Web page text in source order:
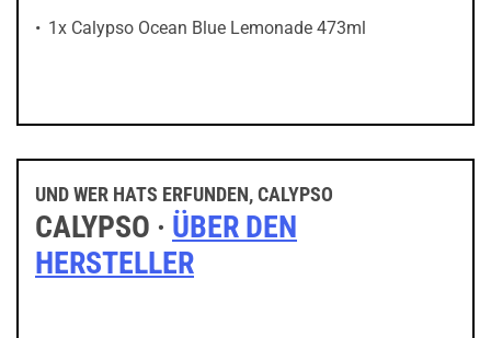
1x Calypso Ocean Blue Lemonade 473ml
UND WER HATS ERFUNDEN, CALYPSO
CALYPSO · ÜBER DEN
HERSTELLER